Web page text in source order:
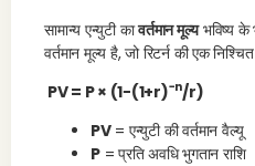
सामान्य एन्युटी कावर्तमान मूल्यभविष्य के
वर्तमान मूल्य है, जो रिटर्न की एक
PV = P × (1−(1+r)−n/r)
PV= एन्युटी की वर्तमान वैल्यू
P= प्रति अवधि भुगतान राशि